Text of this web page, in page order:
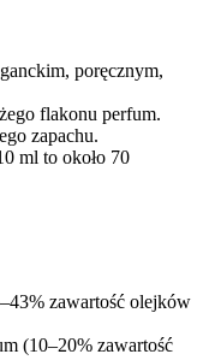
poręcznym,
flakonu perfum.
zapachu.
ml to około 70
zawartość olejków
(10–20% zawartość